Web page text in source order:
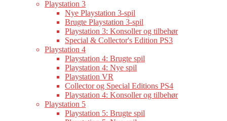
Playstation 3
Nye Playstation 3-spil
Brugte Playstation 3-spil
Playstation 3: Konsoller og tilbehør
Special & Collector's Edition PS3
Playstation 4
Playstation 4: Brugte spil
Playstation 4: Nye spil
Playstation VR
Collector og Special Editions PS4
Playstation 4: Konsoller og tilbehør
Playstation 5
Playstation 5: Brugte spil